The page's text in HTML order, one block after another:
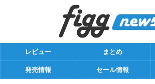
レビュー まとめ
発売情報 セール情報